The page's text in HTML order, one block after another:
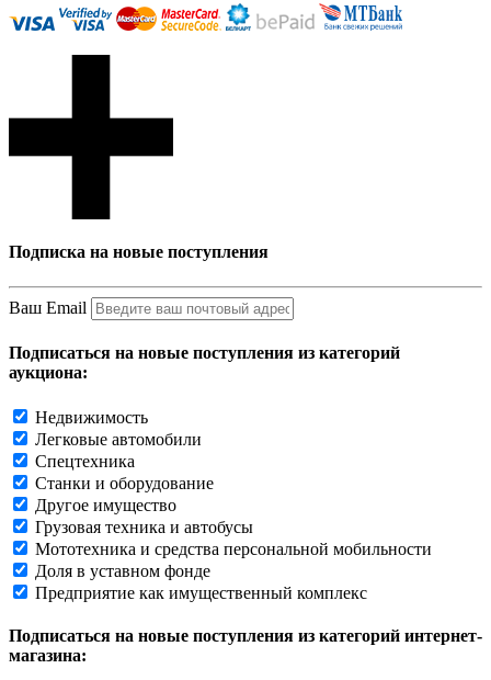
Подписка на новые поступления
Ваш Email
Подписаться на новые поступления из категорий
аукциона:
Недвижимость
Легковые автомобили
Спецтехника
Станки и оборудование
Другое имущество
Грузовая техника и автобусы
Мототехника и средства персональной мобильности
Доля в уставном фонде
Предприятие как имущественный комплекс
Подписаться на новые поступления из категорий интернет-
магазина: